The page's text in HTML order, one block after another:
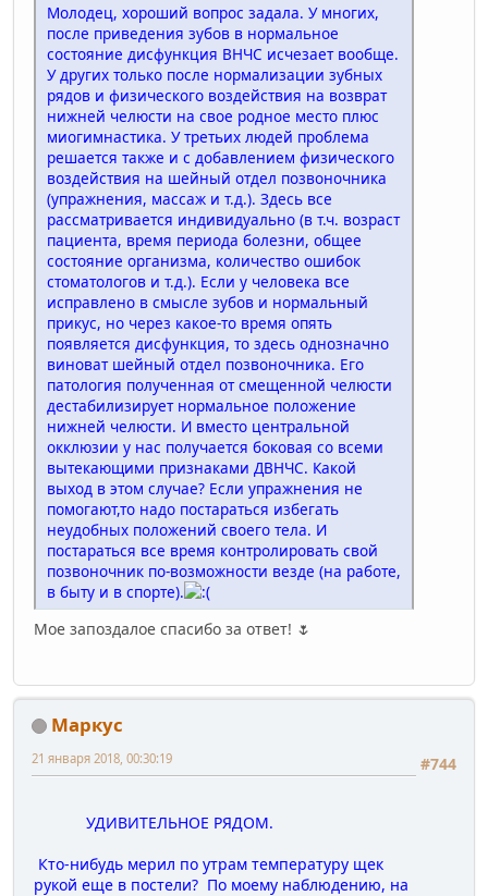
Молодец, хороший вопрос задала. У многих,
после приведения зубов в нормальное
состояние дисфункция ВНЧС исчезает вообще.
У других только после нормализации зубных
рядов и физического воздействия на возврат
нижней челюсти на свое родное место плюс
миогимнастика. У третьих людей проблема
решается также и с добавлением физического
воздействия на шейный отдел позвоночника
(упражнения, массаж и т.д.). Здесь все
рассматривается индивидуально (в т.ч. возраст
пациента, время периода болезни, общее
состояние организма, количество ошибок
стоматологов и т.д.). Если у человека все
исправлено в смысле зубов и нормальный
прикус, но через какое-то время опять
появляется дисфункция, то здесь однозначно
виноват шейный отдел позвоночника. Его
патология полученная от смещенной челюсти
дестабилизирует нормальное положение
нижней челюсти. И вместо центральной
окклюзии у нас получается боковая со всеми
вытекающими признаками ДВНЧС. Какой
выход в этом случае? Если упражнения не
помогают,то надо постараться избегать
неудобных положений своего тела. И
постараться все время контролировать свой
позвоночник по-возможности везде (на работе,
в быту и в спорте).
Мое запоздалое спасибо за ответ! 🌷
Маркус
#744
21 января 2018, 00:30:19
УДИВИТЕЛЬНОЕ РЯДОМ.
Кто-нибудь мерил по утрам температуру щек
рукой еще в постели? По моему наблюдению, на